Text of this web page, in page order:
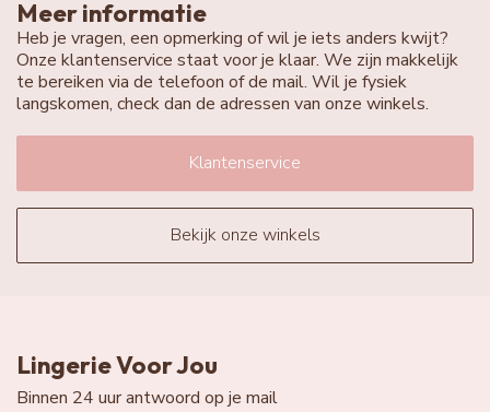
Meer informatie
Heb je vragen, een opmerking of wil je iets anders kwijt?
Onze klantenservice staat voor je klaar. We zijn makkelijk
te bereiken via de telefoon of de mail. Wil je fysiek
langskomen, check dan de adressen van onze winkels.
Klantenservice
Bekijk onze winkels
Lingerie Voor Jou
Binnen 24 uur antwoord op je mail